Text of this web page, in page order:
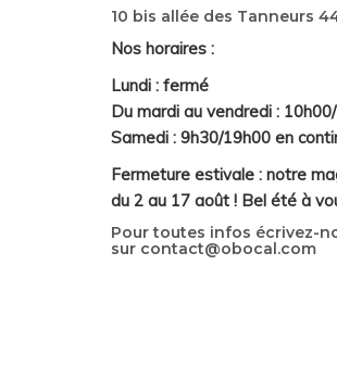
10 bis allée des Tanneurs
Nos horaires :
Lundi : fermé
Du mardi au vendredi :
Samedi : 9h30/19h00 en
Fermeture estivale : notre
du 2 au 17 août ! Bel été à
Pour toutes infos écrivez-
sur contact@obocal.com